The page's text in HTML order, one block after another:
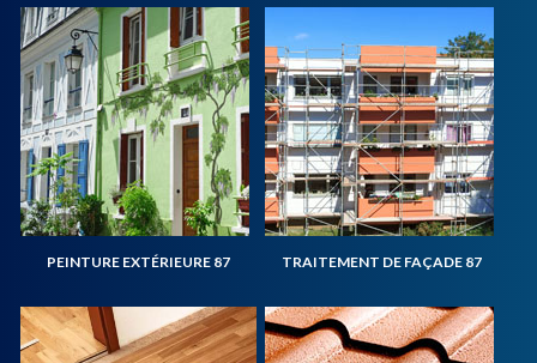
PEINTURE EXTÉRIEURE 87 TRAITEMENT DE FAÇADE 87